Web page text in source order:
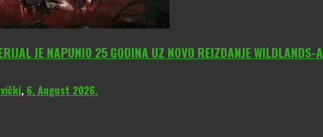
JE NAPUNIO 25 GODINA UZ NOVO REIZDANJE WILDLANDS-A
, 6. August 2026.